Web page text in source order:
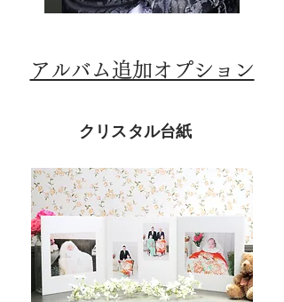
アルバム追加オプション
クリスタル台紙